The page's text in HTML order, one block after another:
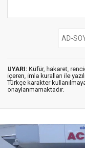
UYARI: Küfür, hakaret,
içeren, imla kuralları ile
Türkçe karakter
onaylanmamaktadır.